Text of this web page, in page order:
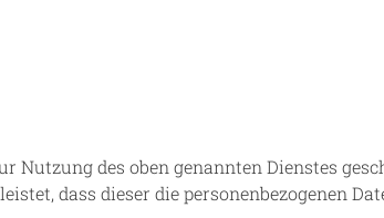
des oben genannten Dienstes
dass dieser die personenbezogenen